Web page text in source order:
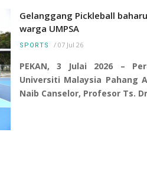
Gelanggang Pickleball
warga UMPSA
SPORTS / 07 Jul 26
PEKAN, 3 Julai 2026 –
Universiti Malaysia Pahang
Naib Canselor, Profesor Ts.
dibina pada